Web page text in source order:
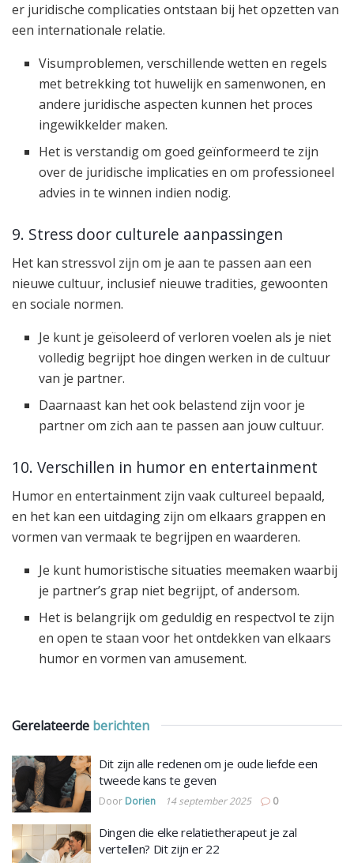
er juridische complicaties ontstaan bij het opzetten van
een internationale relatie.
Visumproblemen, verschillende wetten en regels
met betrekking tot huwelijk en samenwonen, en
andere juridische aspecten kunnen het proces
ingewikkelder maken.
Het is verstandig om goed geïnformeerd te zijn
over de juridische implicaties en om professioneel
advies in te winnen indien nodig.
9. Stress door culturele aanpassingen
Het kan stressvol zijn om je aan te passen aan een
nieuwe cultuur, inclusief nieuwe tradities, gewoonten
en sociale normen.
Je kunt je geïsoleerd of verloren voelen als je niet
volledig begrijpt hoe dingen werken in de cultuur
van je partner.
Daarnaast kan het ook belastend zijn voor je
partner om zich aan te passen aan jouw cultuur.
10. Verschillen in humor en entertainment
Humor en entertainment zijn vaak cultureel bepaald,
en het kan een uitdaging zijn om elkaars grappen en
vormen van vermaak te begrijpen en waarderen.
Je kunt humoristische situaties meemaken waarbij
je partner’s grap niet begrijpt, of andersom.
Het is belangrijk om geduldig en respectvol te zijn
en open te staan voor het ontdekken van elkaars
humor en vormen van amusement.
Gerelateerde berichten
Dit zijn alle redenen om je oude liefde een
tweede kans te geven
Door Dorien 14 september 2025 0
Dingen die elke relatietherapeut je zal
vertellen? Dit zijn er 22